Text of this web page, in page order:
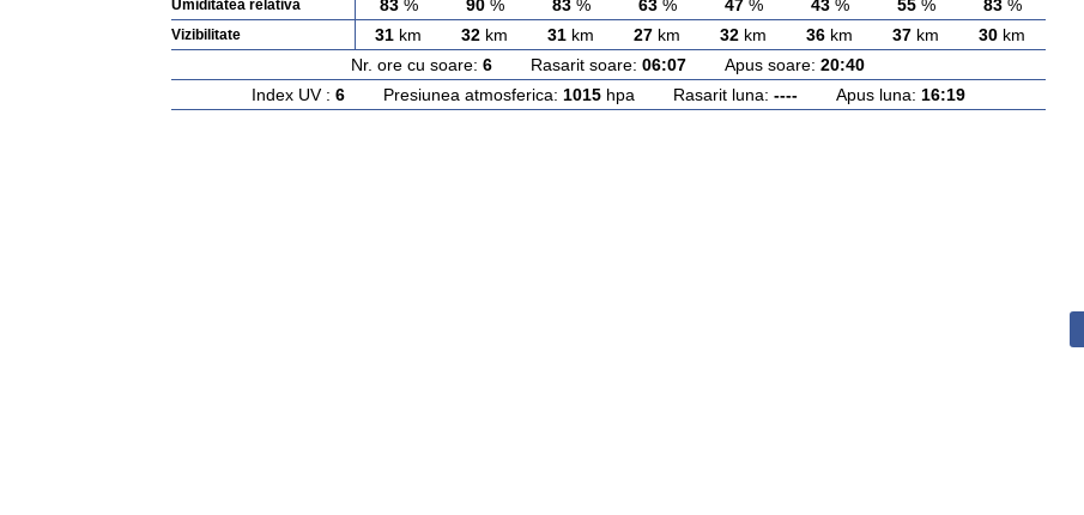
Umiditatea relativa 83% 90% 83% 63% 47% 43% 55% 83%
Vizibilitate 31 km 32 km 31 km 27 km 32 km 36 km 37 km 30 km
Nr. ore cu soare: 6 Rasarit soare: 06:07 Apus soare: 20:40
Index UV : 6Presiunea atmosferica: 1015hpa Rasarit luna: ----Apus luna: 16:19